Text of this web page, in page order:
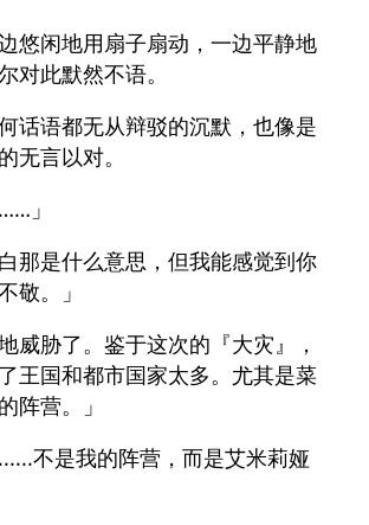
悠闲地用扇子扇动，一边平静地
对此默然不语。
话语都无从辩驳的沉默，也像是
无言以对。
」
那是什么意思，但我能感觉到你
敬。」
威胁了。鉴于这次的『大灾』，
王国和都市国家太多。尤其是菜
阵营。」
不是我的阵营，而是艾米莉娅